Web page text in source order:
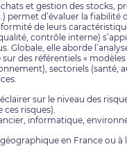
et gestion des stocks,
permet d’évaluer la fiabilité
de leurs
contrôle interne)
Globale, elle aborde
des référentiels «
sectoriels (santé,
sur le niveau des
risques).
informatique,
en France ou à